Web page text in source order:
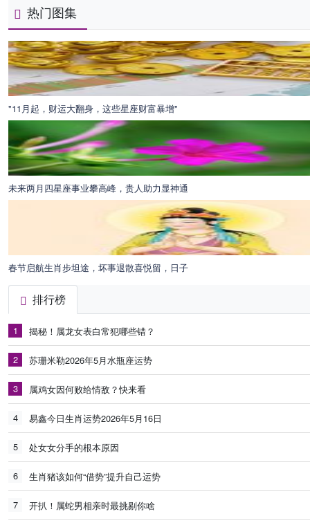
热门图集
"11月起，财运大翻身，这些星座财富暴增"
未来两月四星座事业攀高峰，贵人助力显神通
春节启航生肖步坦途，坏事退散喜悦留，日子
排行榜
1 揭秘！属龙女表白常犯哪些错？
2 苏珊米勒2026年5月水瓶座运势
3 属鸡女因何败给情敌？快来看
4 易鑫今日生肖运势2026年5月16日
5 处女女分手的根本原因
6 生肖猪该如何“借势”提升自己运势
7 开扒！属蛇男相亲时最挑剔你啥